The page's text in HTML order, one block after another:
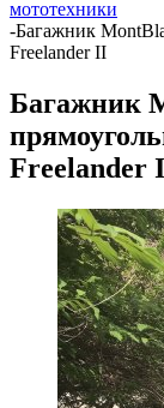
мототехники
-Багажник
Freelander II
Багажник
Freelander